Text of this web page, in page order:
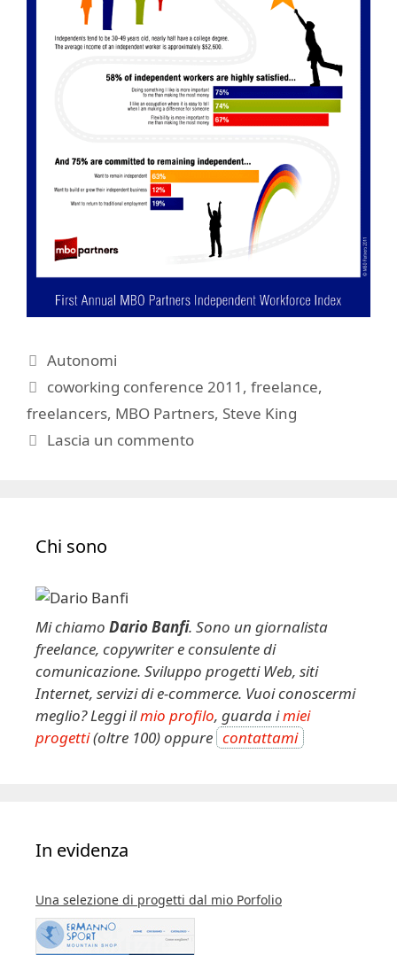
Categorie
Autonomi
Tag
coworking conference 2011 ,freelance,
freelancers, MBO Partners, Steve King
Lascia un commento
Chi sono
Mi chiamo Dario Banfi. Sono un giornalista
freelance, copywriter e consulente di
comunicazione. Sviluppo progetti Web, siti
Internet, servizi di e-commerce. Vuoi conoscermi
meglio? Leggi ilmio profilo, guarda imiei
progetti(oltre 100) oppure contattami
In evidenza
Una selezione di progetti dal mio Porfolio